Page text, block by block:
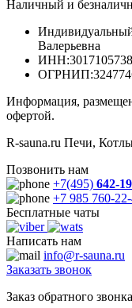
Наличный и
Валерьевна
ИНН
ОГРНИП
Информация,
офертой.
R-sauna.ru Печи,
Позвонить нам
+7(495) 642-
+7 985 760-
Бесплатные чаты
Написать нам
info@r-sauna.ru
Заказать звонок
Заказ обратного звонка